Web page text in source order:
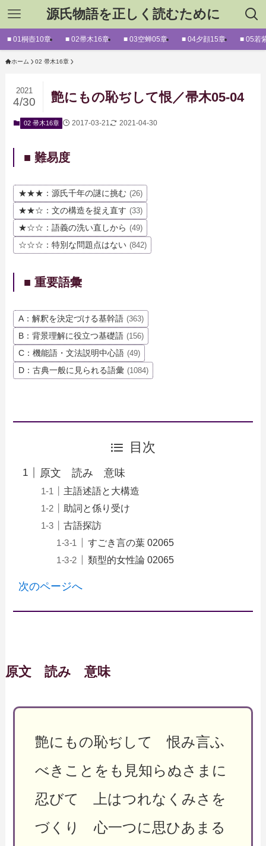
源氏物語を正しく読むために
■ 01桐壺10章 ■ 02帚木16章 ■ 03空蝉05章 ■ 04夕顔15章 ■ 05若
ホーム 02 帚木16章
艶にもの恥ぢして恨／帚木05-04
2021
4/30
02 帚木16章 2017-03-21 2021-04-30
■ 難易度
★★★：源氏千年の謎に挑む (26)
★★☆：文の構造を捉え直す (33)
★☆☆：語義の洗い直しから (49)
☆☆☆：特別な問題点はない (842)
■ 重要語彙
A：解釈を決定づける基幹語 (363)
B：背景理解に役立つ基礎語 (156)
C：機能語・文法説明中心語 (49)
D：古典一般に見られる語彙 (1084)
目次
原文 読み 意味
主語述語と大構造
助詞と係り受け
古語探訪
すごき言の葉 02065
類型的女性論 02065
次のページへ
原文 読み 意味
艶にもの恥ぢして 恨み言ふ
べきことをも見知らぬさまに
忍びて 上はつれなくみさを
づくり 心一つに思ひあまる